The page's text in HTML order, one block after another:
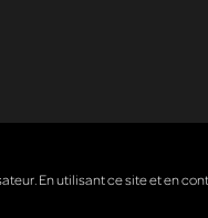
En utilisant ce site et en